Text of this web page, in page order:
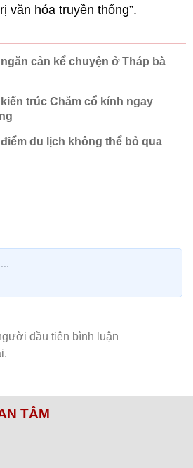
văn hóa truyền thống”.
cản kể chuyện ở Tháp bà
trúc Chăm cổ kính ngay
du lịch không thể bỏ qua
TÂM